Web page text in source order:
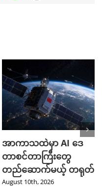
အာကာသထဲမှာ AI ဒေ
တာစင်တာကြီးတွေ
တည်ဆောက်မယ့် တရုတ်
August 10th, 2026